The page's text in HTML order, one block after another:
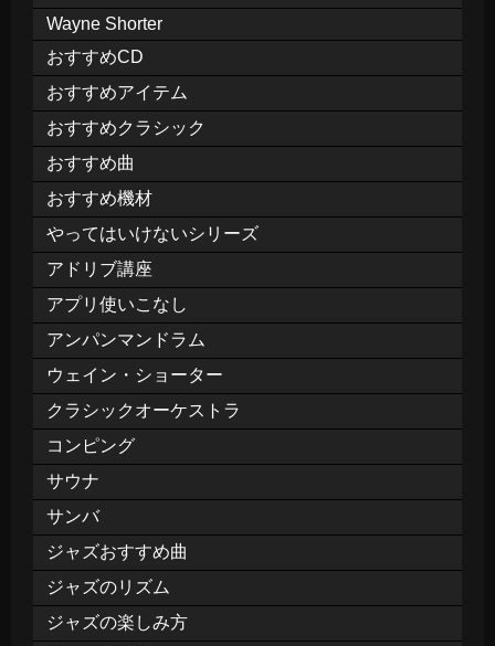
Wayne Shorter
おすすめCD
おすすめアイテム
おすすめクラシック
おすすめ曲
おすすめ機材
やってはいけないシリーズ
アドリブ講座
アプリ使いこなし
アンパンマンドラム
ウェイン・ショーター
クラシックオーケストラ
コンピング
サウナ
サンバ
ジャズおすすめ曲
ジャズのリズム
ジャズの楽しみ方